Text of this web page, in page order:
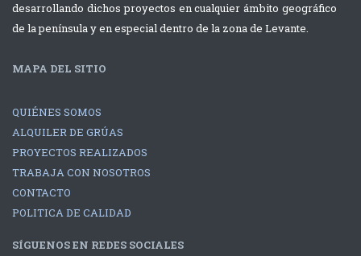
desarrollando dichos proyectos en cualquier ámbito geográfico
de la península y en especial dentro de la zona de Levante.
MAPA DEL SITIO
QUIÉNES SOMOS
ALQUILER DE GRÚAS
PROYECTOS REALIZADOS
TRABAJA CON NOSOTROS
CONTACTO
POLITICA DE CALIDAD
SÍGUENOS EN REDES SOCIALES